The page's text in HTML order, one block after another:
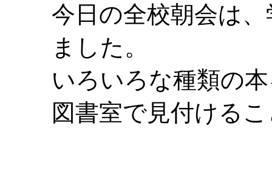
今日の全校朝会は
ました。
いろいろな種類の
図書室で見付ける